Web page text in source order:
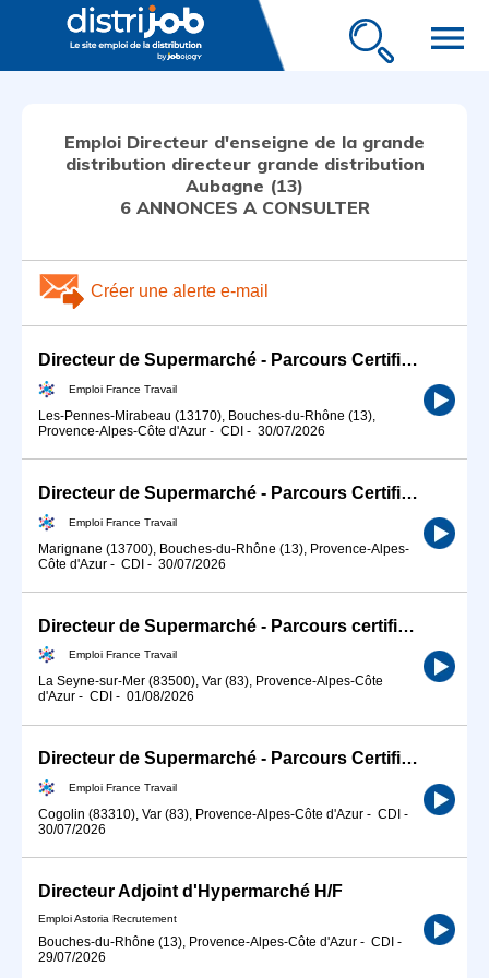
menu
Emploi Directeur d'enseigne de la grande
distribution directeur grande distribution
Aubagne (13)
6 ANNONCES A CONSULTER
Créer une alerte e-mail
Directeur de Supermarché - Parcours Certifiant (H/F)
Emploi France Travail
Les-Pennes-Mirabeau (13170), Bouches-du-Rhône (13),
Provence-Alpes-Côte d'Azur - CDI - 30/07/2026
Directeur de Supermarché - Parcours Certifiant (H/F)
Emploi France Travail
Marignane (13700), Bouches-du-Rhône (13), Provence-Alpes-
Côte d'Azur - CDI - 30/07/2026
Directeur de Supermarché - Parcours certifiant (H/F)
Emploi France Travail
La Seyne-sur-Mer (83500), Var (83), Provence-Alpes-Côte
d'Azur - CDI - 01/08/2026
Directeur de Supermarché - Parcours Certifiant (H/F)
Emploi France Travail
Cogolin (83310), Var (83), Provence-Alpes-Côte d'Azur - CDI -
30/07/2026
Directeur Adjoint d'Hypermarché H/F
Emploi Astoria Recrutement
Bouches-du-Rhône (13), Provence-Alpes-Côte d'Azur - CDI -
29/07/2026